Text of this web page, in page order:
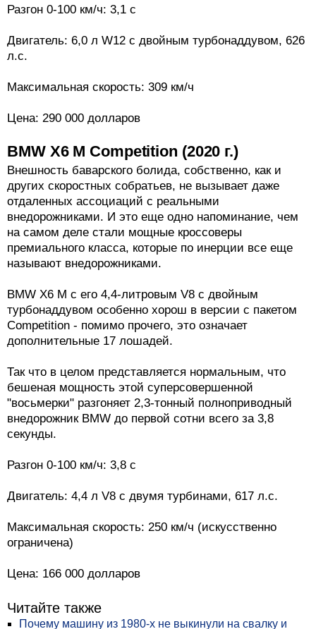
Разгон 0-100 км/ч: 3,1 с
Двигатель: 6,0 л W12 с двойным турбонаддувом, 626
л.с.
Максимальная скорость: 309 км/ч
Цена: 290 000 долларов
BMW X6 M Competition (2020 г.)
Внешность баварского болида, собственно, как и
других скоростных собратьев, не вызывает даже
отдаленных ассоциаций с реальными
внедорожниками. И это еще одно напоминание, чем
на самом деле стали мощные кроссоверы
премиального класса, которые по инерции все еще
называют внедорожниками.
BMW X6 M с его 4,4-литровым V8 с двойным
турбонаддувом особенно хорош в версии с пакетом
Competition - помимо прочего, это означает
дополнительные 17 лошадей.
Так что в целом представляется нормальным, что
бешеная мощность этой суперсовершенной
"восьмерки" разгоняет 2,3-тонный полноприводный
внедорожник BMW до первой сотни всего за 3,8
секунды.
Разгон 0-100 км/ч: 3,8 с
Двигатель: 4,4 л V8 с двумя турбинами, 617 л.с.
Максимальная скорость: 250 км/ч (искусственно
ограничена)
Цена: 166 000 долларов
Читайте также
Почему машину из 1980-х не выкинули на свалку и